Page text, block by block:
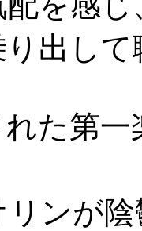
出し
た第
リンが